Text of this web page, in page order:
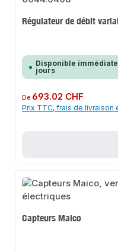
Régulateur de débit
Disponible
jours
Prix régulier :
De 693.02 CHF
Prix TTC, frais de livraison
Capteurs Maico